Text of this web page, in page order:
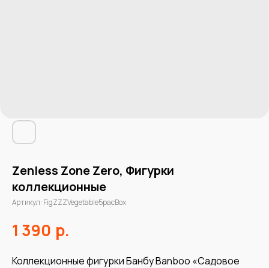
Zenless Zone Zero, Фигурки
коллекционные
Артикул: FigZZZVegetable5pacBox
1 390 р.
Коллекционные фигурки Банбу Banboo «Садовое